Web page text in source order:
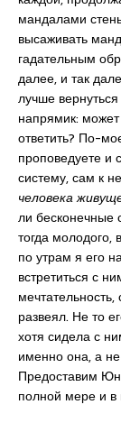
мандалами
высаживать
гадательным
далее, и так
лучше
напрямик:
ответить? По-
проповедуете и
систему, сам к
человека
ли бесконечные
тогда молодого,
по утрам я его
встретиться с
развеял. Не то
хотя сидела с
именно она, а
Предоставим
полной мере и в